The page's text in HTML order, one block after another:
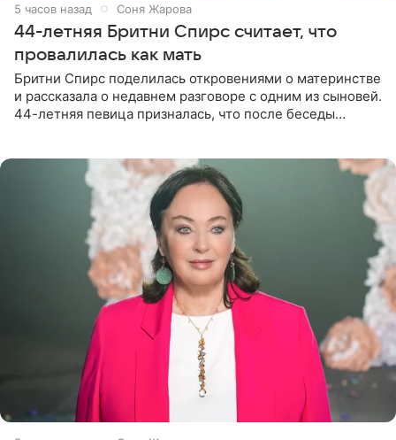
5 часов назад Соня Жарова
44-летняя Бритни Спирс считает, что
провалилась как мать
Бритни Спирс поделилась откровениями о материнстве
и рассказала о недавнем разговоре с одним из сыновей.
44-летняя певица призналась, что после беседы